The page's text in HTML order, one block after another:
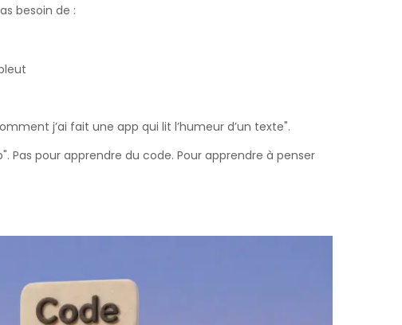
besoin de :
j’ai fait une app qui lit l’humeur d’un texte".
Pas pour apprendre du code. Pour apprendre à penser